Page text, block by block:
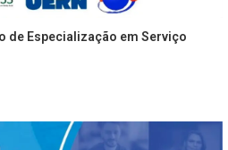
de Especialização em Serviço